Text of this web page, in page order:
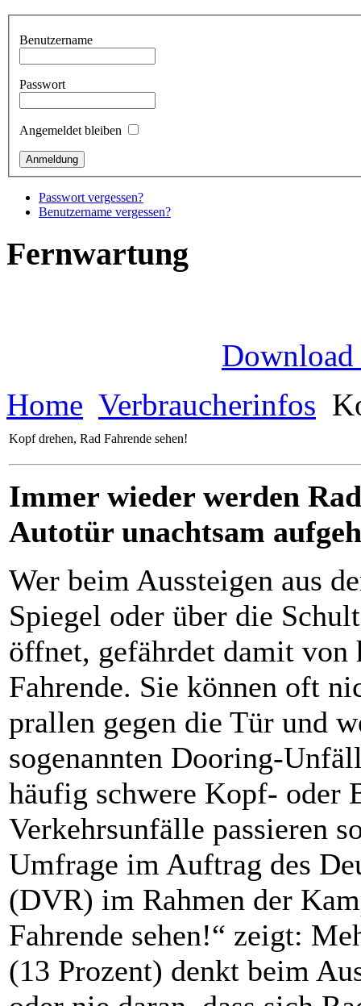
Benutzername
Passwort
Angemeldet bleiben
Passwort vergessen?
Benutzername vergessen?
Fernwartung
Download
Home Verbraucherinfos
Kopf drehen, Rad Fahrende sehen!
Immer wieder werden
Autotür unachtsam
Wer beim Aussteigen aus
Spiegel oder über die
öffnet, gefährdet damit von
Fahrende. Sie können oft
prallen gegen die Tür und
sogenannten Dooring-
häufig schwere Kopf- oder
Verkehrsunfälle passieren
Umfrage im Auftrag des
(DVR) im Rahmen der
Fahrende sehen!“ zeigt:
(13 Prozent) denkt beim